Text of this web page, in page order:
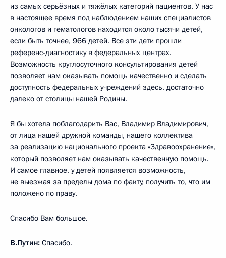
из самых серьёзных и тяжёлых категорий пациентов. У нас
в настоящее время под наблюдением наших специалистов
онкологов и гематологов находится около тысячи детей,
если быть точнее, 966 детей. Все эти дети прошли
референс-диагностику в федеральных центрах.
Возможность круглосуточного консультирования детей
позволяет нам оказывать помощь качественно и сделать
доступность федеральных учреждений здесь, достаточно
далеко от столицы нашей Родины.
Я бы хотела поблагодарить Вас, Владимир Владимирович,
от лица нашей дружной команды, нашего коллектива
за реализацию национального проекта «Здравоохранение»,
который позволяет нам оказывать качественную помощь.
И самое главное, у детей появляется возможность,
не выезжая за пределы дома по факту, получить то, что им
положено по праву.
Спасибо Вам большое.
В.Путин: Спасибо.